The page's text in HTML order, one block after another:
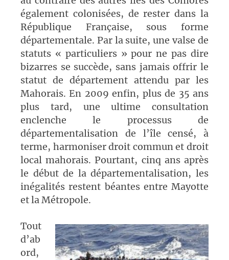
également colonisées, de rester dans la
République Française, sous forme
départementale. Par la suite, une valse de
statuts « particuliers » pour ne pas dire
bizarres se succède, sans jamais offrir le
statut de département attendu par les
Mahorais. En 2009 enfin, plus de 35 ans
plus tard, une ultime consultation
enclenche le processus de
départementalisation de l’île censé, à
terme, harmoniser droit commun et droit
local mahorais. Pourtant, cinq ans après
le début de la départementalisation, les
inégalités restent béantes entre Mayotte
et la Métropole.
Tout
d’ab
ord,